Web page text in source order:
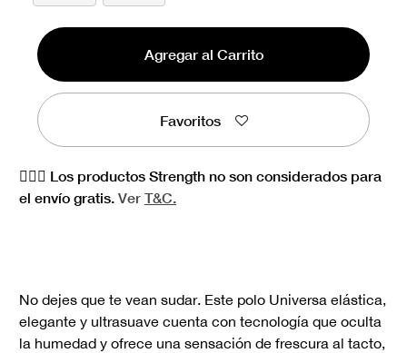
Agregar al Carrito
Favoritos
🏋🏻‍♀️ Los productos Strength no son considerados para
el envío gratis. Ver T&C.
No dejes que te vean sudar. Este polo Universa elástica,
elegante y ultrasuave cuenta con tecnología que oculta
la humedad y ofrece una sensación de frescura al tacto,